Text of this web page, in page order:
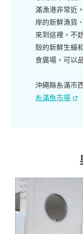
滿漁港非常近
岸的新鮮漁貨
來到這裡，不
殼的新鮮生蠔
食廣場，可以
沖繩縣糸滿市
糸滿魚市場